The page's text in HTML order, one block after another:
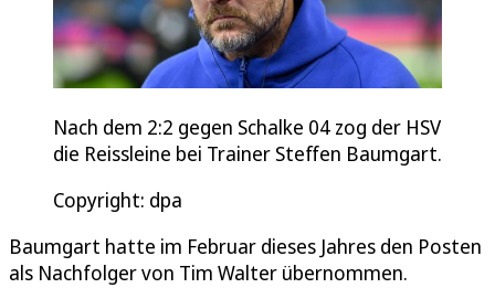
Nach dem 2:2 gegen Schalke 04 zog der HSV
die Reissleine bei Trainer Steffen Baumgart.
Copyright: dpa
Baumgart hatte im Februar dieses Jahres den Posten
als Nachfolger von Tim Walter übernommen.